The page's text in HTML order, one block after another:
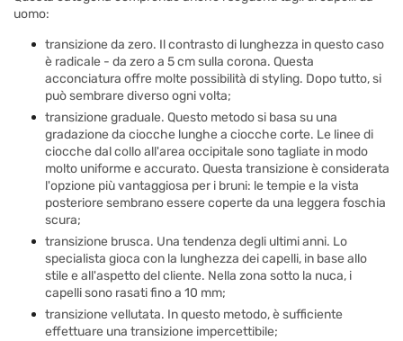
uomo:
transizione da zero. Il contrasto di lunghezza in questo caso
è radicale - da zero a 5 cm sulla corona. Questa
acconciatura offre molte possibilità di styling. Dopo tutto, si
può sembrare diverso ogni volta;
transizione graduale. Questo metodo si basa su una
gradazione da ciocche lunghe a ciocche corte. Le linee di
ciocche dal collo all'area occipitale sono tagliate in modo
molto uniforme e accurato. Questa transizione è considerata
l'opzione più vantaggiosa per i bruni: le tempie e la vista
posteriore sembrano essere coperte da una leggera foschia
scura;
transizione brusca. Una tendenza degli ultimi anni. Lo
specialista gioca con la lunghezza dei capelli, in base allo
stile e all'aspetto del cliente. Nella zona sotto la nuca, i
capelli sono rasati fino a 10 mm;
transizione vellutata. In questo metodo, è sufficiente
effettuare una transizione impercettibile;